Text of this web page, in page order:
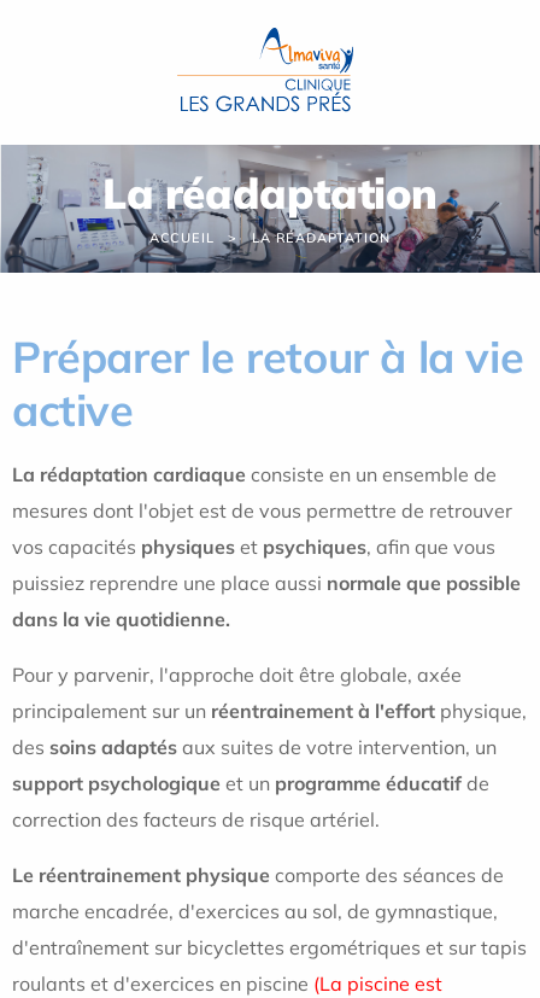
La réadaptation
ACCUEIL LA RÉADAPTATION
Préparer le retour à la vie
active
La rédaptation cardiaque consiste en un ensemble de
mesures dont l'objet est de vous permettre de retrouver
vos capacités physiques et psychiques, afin que vous
puissiez reprendre une place aussi normale que possible
dans la vie quotidienne.
Pour y parvenir, l'approche doit être globale, axée
principalement sur un réentrainement à l'effort physique,
des soins adaptés aux suites de votre intervention, un
support psychologique et un programme éducatif de
correction des facteurs de risque artériel.
Le réentrainement physique comporte des séances de
marche encadrée, d'exercices au sol, de gymnastique,
d'entraînement sur bicyclettes ergométriques et sur tapis
roulants et d'exercices en piscine (La piscine est